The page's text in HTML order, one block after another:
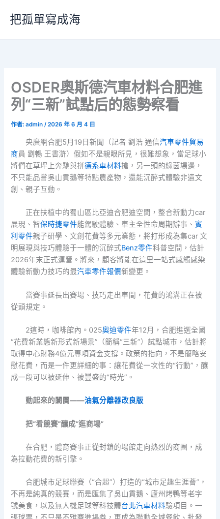
要
把孤單寫成海
OSDER奧斯德汽車材料合肥進
列“三新”試點后的態勢察看
作者:admin/2026 年 6 月 4 日
央廣網合肥5月19日新聞（記者 劉浩 通信汽車零件貿易
商員 劉暢 王書滸）假如不是親眼所見，很難想象，當足球小
將們在草坪上奔馳與拼德系車材料搶，另一頭的綠茵場邊，
不只能品嘗吳山貢鵝等特點農產物，還能沉醉式體驗非遺文
創、親子互動。
正在扶植中的蜀山區比亞迪合肥迪空間，整合新動力car
展現、智保時捷零件能駕駛體驗、車主全性命周期辦事、賓
利零件親子研學、文創花費等多元業態，將打形成為集car 文
明展現與技巧體驗于一體的沉醉式Benz零件科普空間，估計
2026年末正式運營。將來，顧客將能在這里一站式感觸感染
體驗新動力技巧的最汽車零件報價新變更。
當賽事延長出賽場、技巧走出車間，花費的鴻溝正在被
從頭規定。
2這時，咖啡館內。025奧迪零件年12月，合肥進選全國
“花費新業態新形式新場景”（簡稱“三新”）試點城市，估計將
取得中心財務4億元專項資金支撐。政策的指向，不是簡略安
慰花費，而是一件更詳細的事：讓花費從一次性的“行動”，釀
成一段可以被延伸、被豐盛的“時光”。
動起來的闤闠——油氣分離器改良版
把“看競賽”釀成“逛商場”
在合肥，體育賽事正從封鎖的場館走向熱烈的商圈，成
為拉動花費的新引擎。
合肥城市足球聯賽（“合超”）打造的“城市足趣生涯薈”，
不再是純真的競賽，而是匯集了吳山貢鵝、廬州烤鴨等老字
號美食，以及無人機足球等科技體台北汽車材料驗項目。一